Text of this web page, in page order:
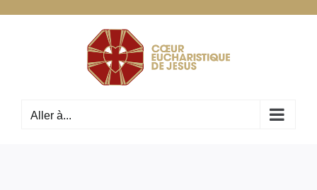
Aller à...